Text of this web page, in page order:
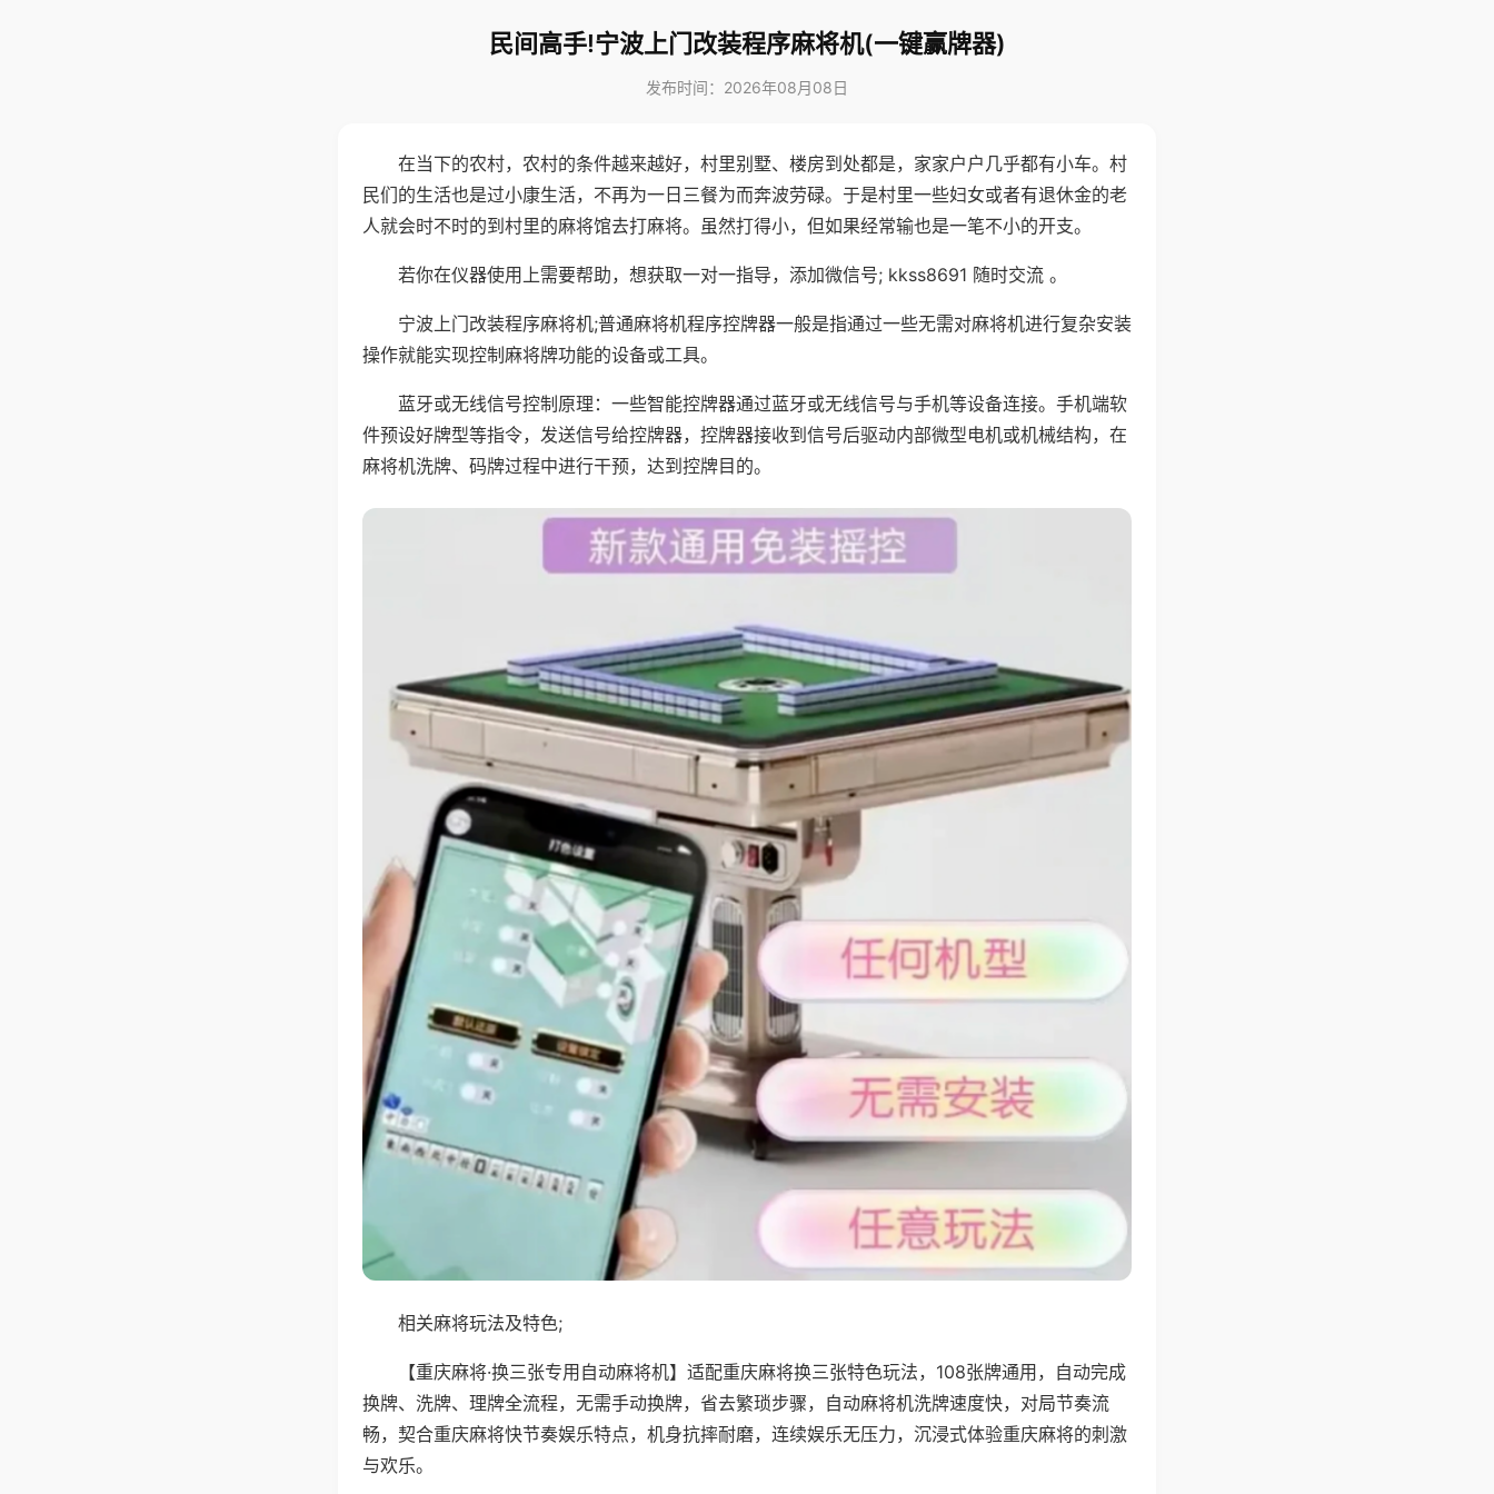
民间高手!宁波上门改装程序麻将机(一键赢牌器)
发布时间：2026年08月08日
在当下的农村，农村的条件越来越好，村里别墅、楼房到处都是，家家户户几乎都有小车。村
民们的生活也是过小康生活，不再为一日三餐为而奔波劳碌。于是村里一些妇女或者有退休金的老
人就会时不时的到村里的麻将馆去打麻将。虽然打得小，但如果经常输也是一笔不小的开支。
若你在仪器使用上需要帮助，想获取一对一指导，添加微信号; kkss8691 随时交流 。
宁波上门改装程序麻将机;普通麻将机程序控牌器一般是指通过一些无需对麻将机进行复杂安装
操作就能实现控制麻将牌功能的设备或工具。
蓝牙或无线信号控制原理：一些智能控牌器通过蓝牙或无线信号与手机等设备连接。手机端软
件预设好牌型等指令，发送信号给控牌器，控牌器接收到信号后驱动内部微型电机或机械结构，在
麻将机洗牌、码牌过程中进行干预，达到控牌目的。
相关麻将玩法及特色;
【重庆麻将·换三张专用自动麻将机】适配重庆麻将换三张特色玩法，108张牌通用，自动完成
换牌、洗牌、理牌全流程，无需手动换牌，省去繁琐步骤，自动麻将机洗牌速度快，对局节奏流
畅，契合重庆麻将快节奏娱乐特点，机身抗摔耐磨，连续娱乐无压力，沉浸式体验重庆麻将的刺激
与欢乐。